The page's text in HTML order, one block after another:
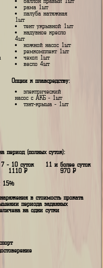
-
В составе комплекта:
баллон левый 1шт
баллон правый 1шт
рама 1шт
1шт
тент укрывной 1шт
надувное кресло
4шт
ремкомплект 1шт
чехол 1шт
весло 4шт
на период (полных суток):
7 - 10 суток
1110Р
11 и более
15%
снаряжения в стоимость
периода заданных
увеличена на одни сутки